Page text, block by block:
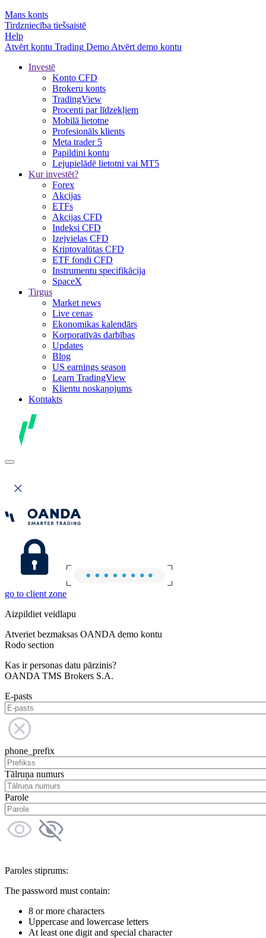
Mans konts
Tirdzniecība tiešsaistē
Help
Atvērt kontu Trading Demo Atvērt demo kontu
Investē
Konto CFD
Brokeru konts
TradingView
Procenti par līdzekļiem
Mobilā lietotne
Profesionāls klients
Meta trader 5
Papildini kontu
Lejupielādē lietotni vai MT5
Kur investēt?
Forex
Akcijas
ETFs
Akcijas CFD
Indeksi CFD
Izejvielas CFD
Kriptovalūtas CFD
ETF fondi CFD
Instrumentu specifikācija
SpaceX
Tirgus
Market news
Live cenas
Ekonomikas kalendārs
Korporatīvās darbības
Updates
Blog
US earnings season
Learn TradingView
Klientu noskaņojums
Kontakts
go to client zone
Aizpildiet veidlapu
Atveriet bezmaksas OANDA demo kontu
Rodo section
Kas ir personas datu pārzinis?
OANDA TMS Brokers S.A.
E-pasts
phone_prefix
Tālruņa numurs
Parole
Paroles stiprums:
The password must contain:
8 or more characters
Uppercase and lowercase letters
At least one digit and special character